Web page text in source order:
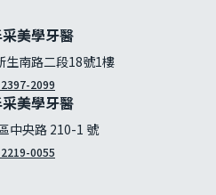
美學牙醫
生南路二段18號1樓
2099
美學牙醫
中央路 210-1 號
0055